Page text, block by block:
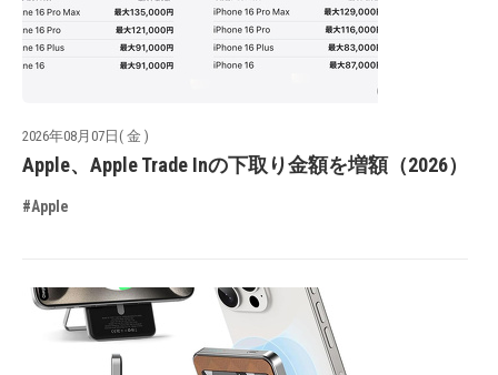
2026年08月07日( 金 )
Apple、Apple Trade Inの下取り金額を増額（2026）
#Apple